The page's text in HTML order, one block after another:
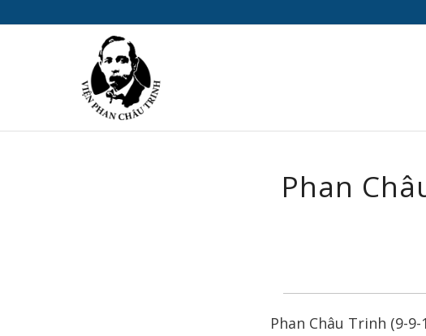
Phan
Phan Châu Trinh (9-